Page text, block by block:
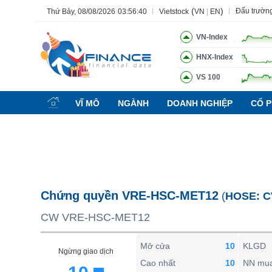
Thứ Bảy, 08/08/2026 03:56:40 Vietstock (VN EN) Đấu
VN-Index
HNX-Index
VS 100
VĨ MÔ NGÀNH DOANH NGHIỆP CỔ
Chứng quyền VRE-HSC-MET12 (HOSE:
CW VRE-HSC-MET12
Ngừng giao dịch
Mở cửa
10
Cao nhất
10
KLGD
NN
Tính năng Ngành Mã chứng khoán Lãnh
BẤT ĐỘNG SẢN
TÀI CHÍNH
KINH TẾ